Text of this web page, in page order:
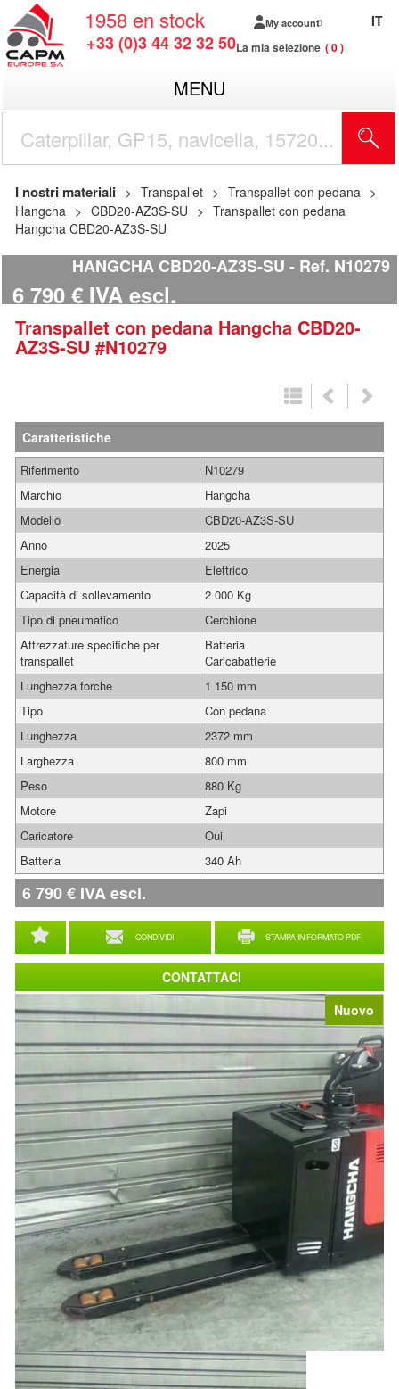
1958 en stock
+33 (0)3 44 32 32 50
My account
La mia selezione 0
IT
MENU
I nostri materiali Transpallet
Transpallet con pedana
Hangcha
CBD20-AZ3S-SU
Transpallet con pedana
Hangcha CBD20-AZ3S-SU
HANGCHA CBD20-AZ3S-SU Ref. N10279
6 790 € IVA escl.
Transpallet con pedana Hangcha CBD20-
AZ3S-SU #N10279
Nuovo
Caratteristiche
CONDIVIDI STAMPA IN FORMATO PDF
Riferimento
N10279
Marchio
Hangcha
Modello
CBD20-AZ3S-SU
Anno
2025
Energia
Elettrico
Capacità di sollevamento
2 000 Kg
Tipo di pneumatico
Cerchione
Attrezzature specifiche per
transpallet
Batteria
Caricabatterie
Lunghezza forche
1 150 mm
Tipo
Con pedana
Lunghezza
2372 mm
Larghezza
800 mm
Peso
880 Kg
Motore
Zapi
Caricatore
Oui
Batteria
340 Ah
6 790€ IVA escl.
CONTATTACI